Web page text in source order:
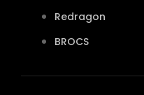
Redragon
BROCS